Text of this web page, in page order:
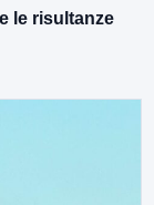
le risultanze